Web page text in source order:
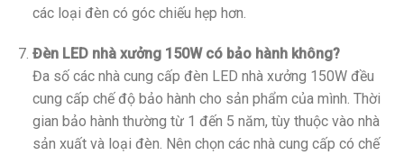
các loại đèn có góc chiếu hẹp hơn.
Đèn LED nhà xưởng 150W có bảo hành không?
Đa số các nhà cung cấp đèn LED nhà xưởng 150W đều
cung cấp chế độ bảo hành cho sản phẩm của mình. Thời
gian bảo hành thường từ 1 đến 5 năm, tùy thuộc vào nhà
sản xuất và loại đèn. Nên chọn các nhà cung cấp có chế